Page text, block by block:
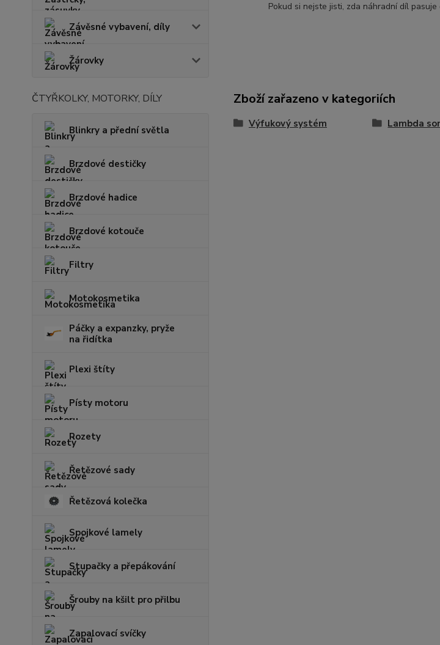
Závěsné vybavení, díly
Žárovky
ČTYŘKOLKY, MOTORKY, DÍLY
Blinkry a přední světla
Brzdové destičky
Brzdové hadice
Brzdové kotouče
Filtry
Motokosmetika
Páčky a expanzky, pryže
na řidítka
Plexi štíty
Písty motoru
Rozety
Řetězové sady
Řetězová kolečka
Spojkové lamely
Stupačky a přepákování
Šrouby na kšilt pro přilbu
Zapalovací svíčky
Pokud si nejste jisti, zda náhradní díl
Zboží zařazeno v kategoriích
Výfukový systém Lambda